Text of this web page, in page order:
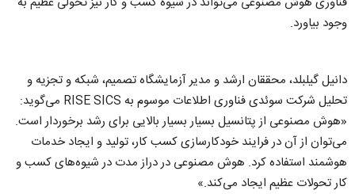
وجود بیاورد.
دانیل گیلبلد، محققان ارشد و مدیر آزمایشگاه تصمیم، شبکه و تجزیه و
تحلیل شرکت سوئدی فناوری اطلاعات موسوم به RISE SICS می‌گوید:‌
«هوش مصنوعی از پتانسیل بسیار بسیار بالایی برای رشد برخوردار است.
می‌توان از آن در فرایند خودکارسازی کسب کار،‌ تولید و ایجاد خدمات
هوشمند استفاده کرد. هوش مصنوعی در دراز مدت در شیوه‌های کسب و
کار تحولات عظیم ایجاد می‌کند.»